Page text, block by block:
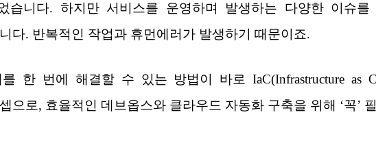
습니다. 하지만 서비스를 운영하며 발생하는 다양한 이슈를
다. 반복적인 작업과 휴먼에러가 발생하기 때문이죠.
한 번에 해결할 수 있는 방법이 바로 IaC(Infrastructure as
으로, 효율적인 데브옵스와 클라우드 자동화 구축을 위해 ‘꼭’